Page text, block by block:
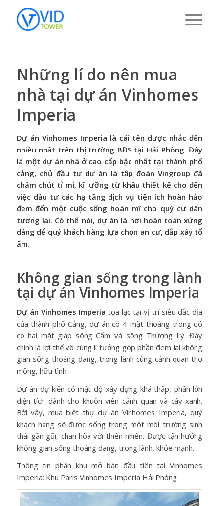
Những lí do nên mua
nhà tại dự án Vinhomes
Imperia
Dự án Vinhomes Imperia là cái tên được nhắc đến
nhiều nhất trên thị trường BĐS tại Hải Phòng. Đây
là một dự án nhà ở cao cấp bậc nhất tại thành phố
cảng, chủ đầu tư dự án là tập đoàn Vingroup đã
chăm chút tỉ mỉ, kĩ lưỡng từ khâu thiết kế cho đến
việc đầu tư các hạ tầng dịch vụ tiện ích hoàn hảo
đem đến một cuộc sống hoàn mĩ cho quý cư dân
tương lai. Có thể nói, dự án là nơi hoàn toàn xứng
đáng để quý khách hàng lựa chọn an cư, đắp xây tổ
ấm.
Không gian sống trong lành
tại dự án Vinhomes Imperia
Dự án Vinhomes Imperia tọa lạc tại vị trí siêu đắc địa
của thành phố Cảng, dự án có 4 mặt thoáng trong đó
có hai mặt giáp sông Cấm và sông Thượng Lý. Đây
chính là lợi thế vô cùng lí tưởng góp phần đem lại không
gian sống thoáng đãng, trong lành cùng cảnh quan thơ
mộng, hữu tình.
Dự án dự kiến có mật độ xây dựng khá thấp, phần lớn
diện tích dành cho khuôn viên cảnh quan và cây xanh.
Bởi vậy, mua biệt thự dự án Vinhomes Imperia, quý
khách hàng sẽ được sống trong một môi trường sinh
thái gần gũi, chan hòa với thiên nhiên. Được tận hưởng
không gian sống thoáng đãng, trong lành, khỏe mạnh.
Thông tin phân khu mở bán đầu tiên tại Vinhomes
Imperia: Khu Paris Vinhomes Imperia Hải Phòng